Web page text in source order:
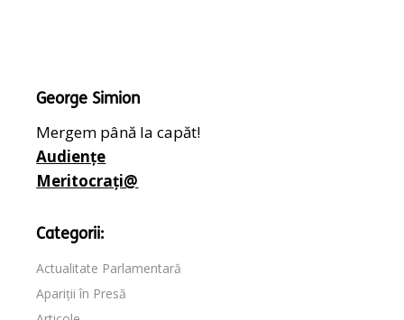
George Simion
Mergem până la capăt!
Audiențe
Meritocrați@
Categorii:
Actualitate Parlamentară
Apariții în Presă